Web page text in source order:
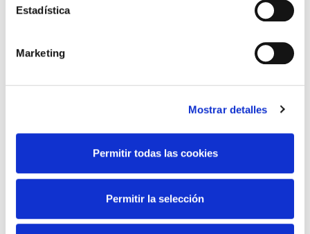
Estadística
Marketing
Mostrar detalles
Permitir todas las cookies
Permitir la selección
Noticias
Latest Post
Presentación Campaña